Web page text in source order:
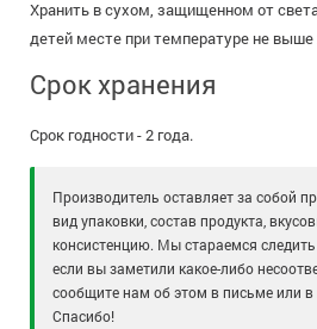
Хранить в сухом, защищенном от
детей месте при температуре не выше
Срок хранения
Срок годности - 2 года.
Производитель оставляет за собой
вид упаковки, состав продукта,
консистенцию. Мы стараемся
если вы заметили какое-либо
сообщите нам об этом в письме или в
Спасибо!